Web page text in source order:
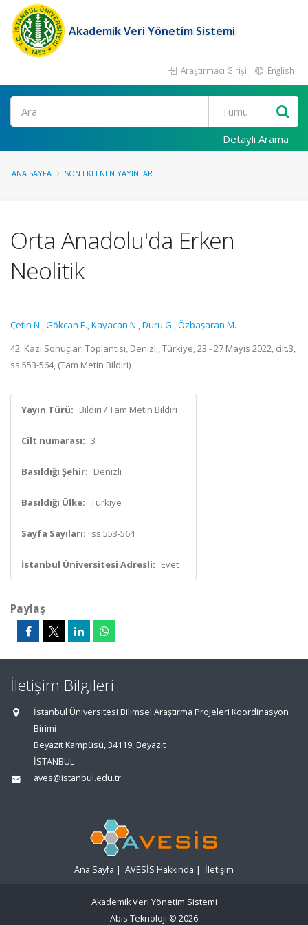
Akademik Veri Yönetim Sistemi
Araştırmacı Girişi English
Ara
Detaylı Arama
ANA SAYFA SON EKLENEN YAYINLAR
Orta Anadolu'da Erken
Neolitik
Çetin N.,Gökcan E.,Kayacan N.,Duru G.,Özbaşaran M.
42. Kazı Sonuçları Toplantısı, Denizli, Türkiye, 23 - 27 Mayıs 2022, cilt.3,
ss.553-564, (Tam Metin Bildiri)
Yayın Türü: Bildiri / Tam Metin Bildiri
Cilt numarası: 3
Basıldığı Şehir: Denizli
Basıldığı Ülke: Türkiye
Sayfa Sayıları: ss.553-564
İstanbul Üniversitesi Adresli: Evet
Paylaş
İletişim Bilgileri
İstanbul Üniversitesi Bilimsel Araştırma Projeleri Koordinasyon
Birimi
Beyazıt Kampüsü, 34119, Beyazıt
İSTANBUL
aves@istanbul.edu.tr
Ana Sayfa | AVESİS Hakkında | İletişim
Akademik Veri Yönetim Sistemi
Abis Teknoloji © 2026